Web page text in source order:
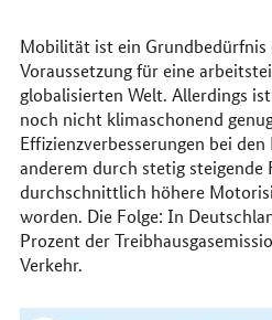
uns
im
Internet
Mobilität ist ein Grundbedürfnis
Voraussetzung für eine
globalisierten Welt. Allerdings
noch nicht klimaschonend
Effizienzverbesserungen bei
anderem durch stetig steigende
durchschnittlich höhere
worden. Die Folge: In
Prozent der
Verkehr.